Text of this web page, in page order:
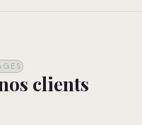
clients